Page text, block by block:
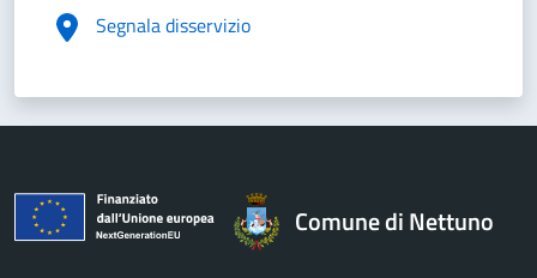
Segnala disservizio
Comune di Nettuno